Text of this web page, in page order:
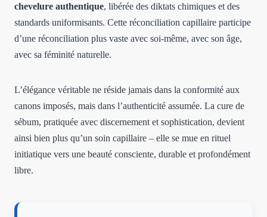
chevelure authentique, libérée des diktats chimiques et des
standards uniformisants. Cette réconciliation capillaire participe
d’une réconciliation plus vaste avec soi-même, avec son âge,
avec sa féminité naturelle.
L’élégance véritable ne réside jamais dans la conformité aux
canons imposés, mais dans l’authenticité assumée. La cure de
sébum, pratiquée avec discernement et sophistication, devient
ainsi bien plus qu’un soin capillaire – elle se mue en rituel
initiatique vers une beauté consciente, durable et profondément
libre.